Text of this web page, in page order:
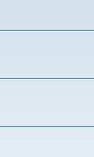
h